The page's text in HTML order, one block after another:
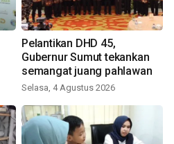
Pelantikan DHD 45,
Gubernur Sumut tekankan
semangat juang pahlawan
Selasa, 4 Agustus 2026